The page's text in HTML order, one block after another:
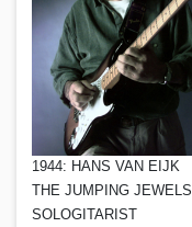
1944: HANS VAN EIJK
THE JUMPING JEWELS
SOLOGITARIST